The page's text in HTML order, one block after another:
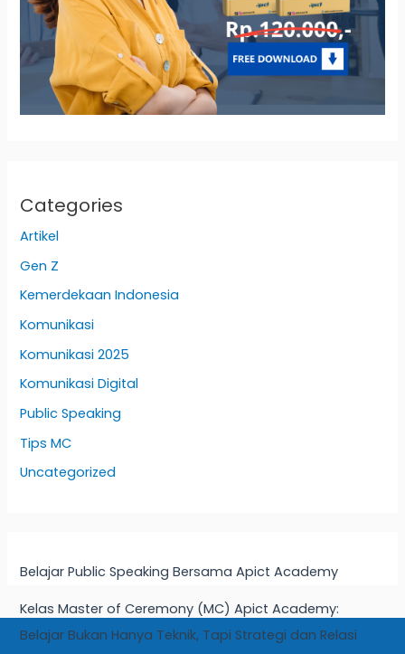
Categories
Artikel
Gen Z
Kemerdekaan Indonesia
Komunikasi
Komunikasi 2025
Komunikasi Digital
Public Speaking
Tips MC
Uncategorized
Belajar Public Speaking Bersama Apict Academy
Kelas Master of Ceremony (MC) Apict Academy:
Belajar Bukan Hanya Teknik, Tapi Strategi dan Relasi